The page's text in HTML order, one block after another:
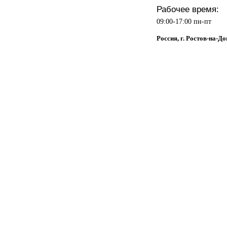
Рабочее время:
09:00-17:00 пн-пт
Россия, г. Ростов-на-